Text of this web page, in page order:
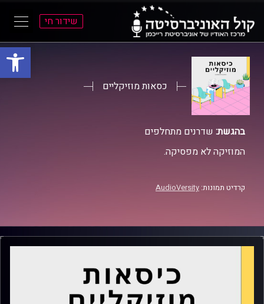
פתח
הראשי
הראשי
שידור חי
כסאות מוזיקליים
בהגשת: שדרנים מתחלפים
המוזיקה לא מפסיקה.
קרדיט תמונות: AudioVersity